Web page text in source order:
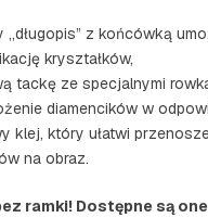
„długopis” z końcówką
kryształków,
tackę ze specjalnymi
diamencików w
klej, który ułatwi
na obraz.
ramki! Dostępne są